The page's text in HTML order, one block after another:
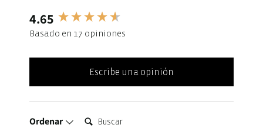
4.65
Basado en 17 opiniones
Escribe una opinión
Ordenar Buscar:
New content loaded